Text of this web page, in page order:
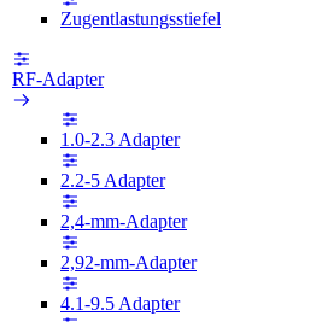
Zugentlastungsstiefel
RF-Adapter
1.0-2.3 Adapter
2.2-5 Adapter
2,4-mm-Adapter
2,92-mm-Adapter
4.1-9.5 Adapter